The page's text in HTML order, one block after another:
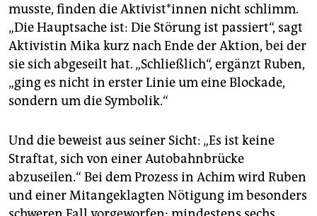
musste, finden die Ak­ti­vis­t*in­nen nicht schlimm.
„Die Hauptsache ist: Die Störung ist passiert“, sagt
Aktivistin Mika kurz nach Ende der Aktion, bei der
sie sich abgeseilt hat. „Schließlich“, ergänzt Ruben,
„ging es nicht in erster Linie um eine Blockade,
sondern um die Symbolik.“
Und die beweist aus seiner Sicht: „Es ist keine
Straftat, sich von einer Autobahnbrücke
abzuseilen.“ Bei dem Prozess in Achim wird Ruben
und einer Mitangeklagten Nötigung im besonders